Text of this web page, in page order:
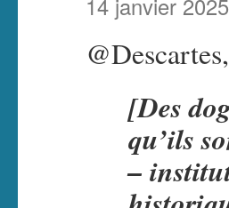
14 janvier
@Descartes,
[Des
qu’ils
–